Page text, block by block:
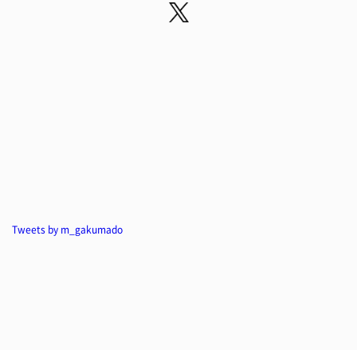
Tweets by m_gakumado